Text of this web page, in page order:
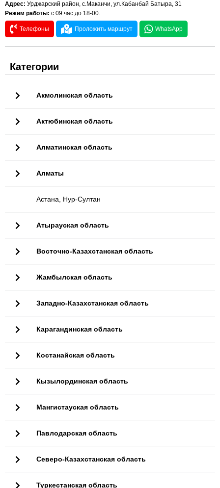
Адрес: Урджарский район, с.Маканчи, ул.Кабанбай Батыра, 31
Режим работы: с 09 час до 18-00.
Телефоны Проложить маршрут WhatsApp
Категории
Акмолинская область
Актюбинская область
Алматинская область
Алматы
Астана, Нур-Султан
Атырауская область
Восточно-Казахстанская область
Жамбылская область
Западно-Казахстанская область
Карагандинская область
Костанайская область
Кызылординская область
Мангистауская область
Павлодарская область
Северо-Казахстанская область
Туркестанская область